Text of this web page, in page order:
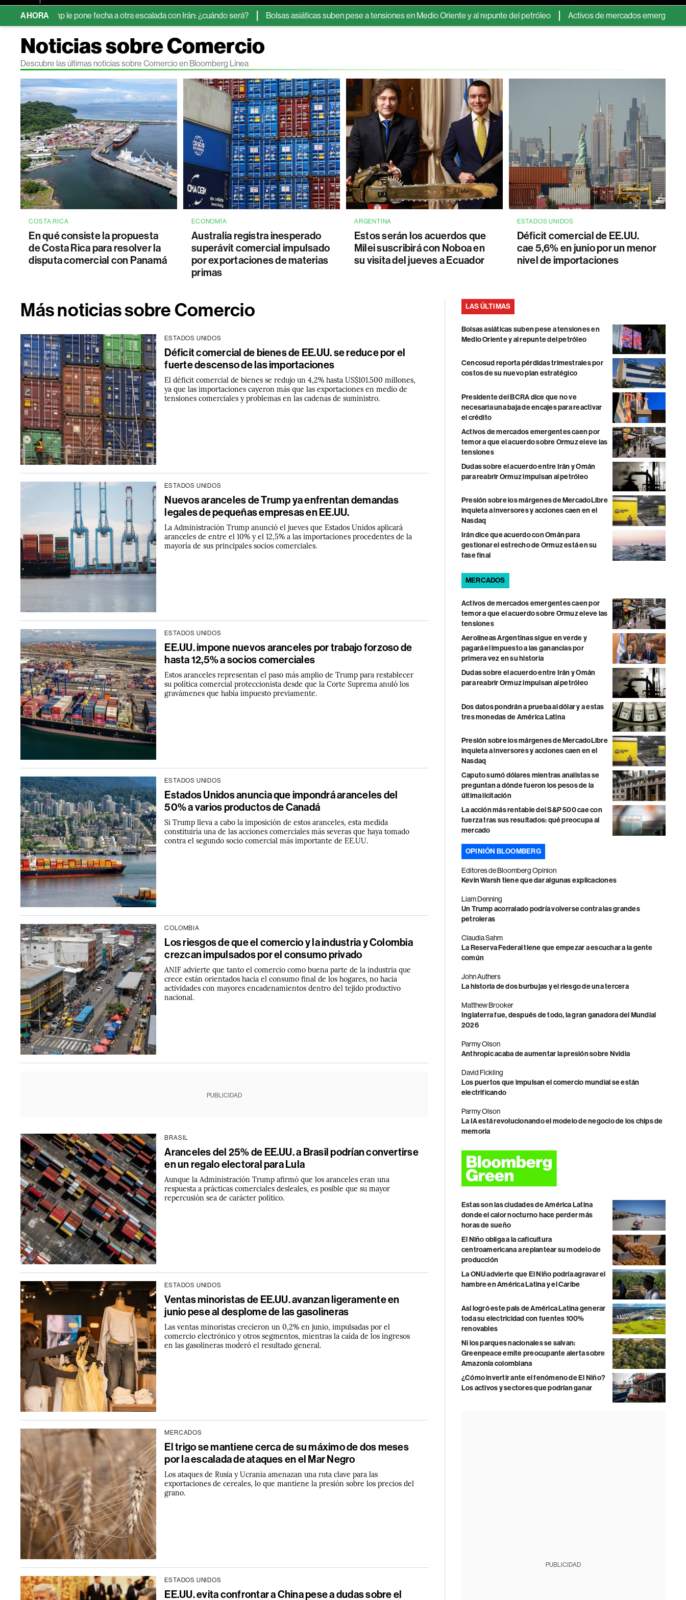
AHORA
le pone fecha a otra escalada con Irán: ¿cuándo será? Bolsas asiáticas suben pese a tensiones en Medio Oriente y al repunte del petróleo Activos de mercados emergentes caen por
Noticias sobre Comercio
Descubre las últimas noticias sobre Comercio en Bloomberg Línea
COSTA RICA
En qué consiste la propuesta
de Costa Rica para resolver la
disputa comercial con Panamá
ECONOMÍA
Australia registra inesperado
superávit comercial impulsado
por exportaciones de materias
primas
ARGENTINA
Estos serán los acuerdos que
Milei suscribirá con Noboa en
su visita del jueves a Ecuador
ESTADOS UNIDOS
Déficit comercial de EE.UU.
cae 5,6% en junio por un menor
nivel de importaciones
Más noticias sobre Comercio
ESTADOS UNIDOS
Déficit comercial de bienes de EE.UU. se reduce por el
fuerte descenso de las importaciones
El déficit comercial de bienes se redujo un 4,2% hasta US$101.500 millones,
ya que las importaciones cayeron más que las exportaciones en medio de
tensiones comerciales y problemas en las cadenas de suministro.
ESTADOS UNIDOS
Nuevos aranceles de Trump ya enfrentan demandas
legales de pequeñas empresas en EE.UU.
La Administración Trump anunció el jueves que Estados Unidos aplicará
aranceles de entre el 10% y el 12,5% a las importaciones procedentes de la
mayoría de sus principales socios comerciales.
ESTADOS UNIDOS
EE.UU. impone nuevos aranceles por trabajo forzoso de
hasta 12,5% a socios comerciales
Estos aranceles representan el paso más amplio de Trump para restablecer
su política comercial proteccionista desde que la Corte Suprema anuló los
gravámenes que había impuesto previamente.
ESTADOS UNIDOS
Estados Unidos anuncia que impondrá aranceles del
50% a varios productos de Canadá
Si Trump lleva a cabo la imposición de estos aranceles, esta medida
constituiría una de las acciones comerciales más severas que haya tomado
contra el segundo socio comercial más importante de EE.UU.
COLOMBIA
Los riesgos de que el comercio y la industria y Colombia
crezcan impulsados por el consumo privado
ANIF advierte que tanto el comercio como buena parte de la industria que
crece están orientados hacia el consumo final de los hogares, no hacia
actividades con mayores encadenamientos dentro del tejido productivo
nacional.
PUBLICIDAD
BRASIL
Aranceles del 25% de EE.UU. a Brasil podrían convertirse
en un regalo electoral para Lula
Aunque la Administración Trump afirmó que los aranceles eran una
respuesta a prácticas comerciales desleales, es posible que su mayor
repercusión sea de carácter político.
ESTADOS UNIDOS
Ventas minoristas de EE.UU. avanzan ligeramente en
junio pese al desplome de las gasolineras
Las ventas minoristas crecieron un 0,2% en junio, impulsadas por el
comercio electrónico y otros segmentos, mientras la caída de los ingresos
en las gasolineras moderó el resultado general.
MERCADOS
El trigo se mantiene cerca de su máximo de dos meses
por la escalada de ataques en el Mar Negro
Los ataques de Rusia y Ucrania amenazan una ruta clave para las
exportaciones de cereales, lo que mantiene la presión sobre los precios del
grano.
ESTADOS UNIDOS
EE.UU. evita confrontar a China pese a dudas sobre el
LAS ÚLTIMAS
Bolsas asiáticas suben pese a tensiones en
Medio Oriente y al repunte del petróleo
Cencosud reporta pérdidas trimestrales por
costos de su nuevo plan estratégico
Presidente del BCRA dice que no ve
necesaria una baja de encajes para reactivar
el crédito
Activos de mercados emergentes caen por
temor a que el acuerdo sobre Ormuz eleve las
tensiones
Dudas sobre el acuerdo entre Irán y Omán
para reabrir Ormuz impulsan al petróleo
Presión sobre los márgenes de MercadoLibre
inquieta a inversores y acciones caen en el
Nasdaq
Irán dice que acuerdo con Omán para
gestionar el estrecho de Ormuz está en su
fase final
MERCADOS
Activos de mercados emergentes caen por
temor a que el acuerdo sobre Ormuz eleve las
tensiones
Aerolíneas Argentinas sigue en verde y
pagará el impuesto a las ganancias por
primera vez en su historia
Dudas sobre el acuerdo entre Irán y Omán
para reabrir Ormuz impulsan al petróleo
Dos datos pondrán a prueba al dólar y a estas
tres monedas de América Latina
Presión sobre los márgenes de MercadoLibre
inquieta a inversores y acciones caen en el
Nasdaq
Caputo sumó dólares mientras analistas se
preguntan a dónde fueron los pesos de la
última licitación
La acción más rentable del S&P 500 cae con
fuerza tras sus resultados: qué preocupa al
mercado
OPINIÓN BLOOMBERG
Editores de Bloomberg Opinion
Kevin Warsh tiene que dar algunas explicaciones
Liam Denning
Un Trump acorralado podría volverse contra las grandes
petroleras
Claudia Sahm
La Reserva Federal tiene que empezar a escuchar a la gente
común
John Authers
La historia de dos burbujas y el riesgo de una tercera
Matthew Brooker
Inglaterra fue, después de todo, la gran ganadora del Mundial
2026
Parmy Olson
Anthropic acaba de aumentar la presión sobre Nvidia
David Fickling
Los puertos que impulsan el comercio mundial se están
electrificando
Parmy Olson
La IA está revolucionando el modelo de negocio de los chips de
memoria
Estas son las ciudades de América Latina
donde el calor nocturno hace perder más
horas de sueño
El Niño obliga a la caficultura
centroamericana a replantear su modelo de
producción
La ONU advierte que El Niño podría agravar el
hambre en América Latina y el Caribe
Así logró este país de América Latina generar
toda su electricidad con fuentes 100%
renovables
Ni los parques nacionales se salvan:
Greenpeace emite preocupante alerta sobre
Amazonía colombiana
¿Cómo invertir ante el fenómeno de El Niño?
Los activos y sectores que podrían ganar
PUBLICIDAD